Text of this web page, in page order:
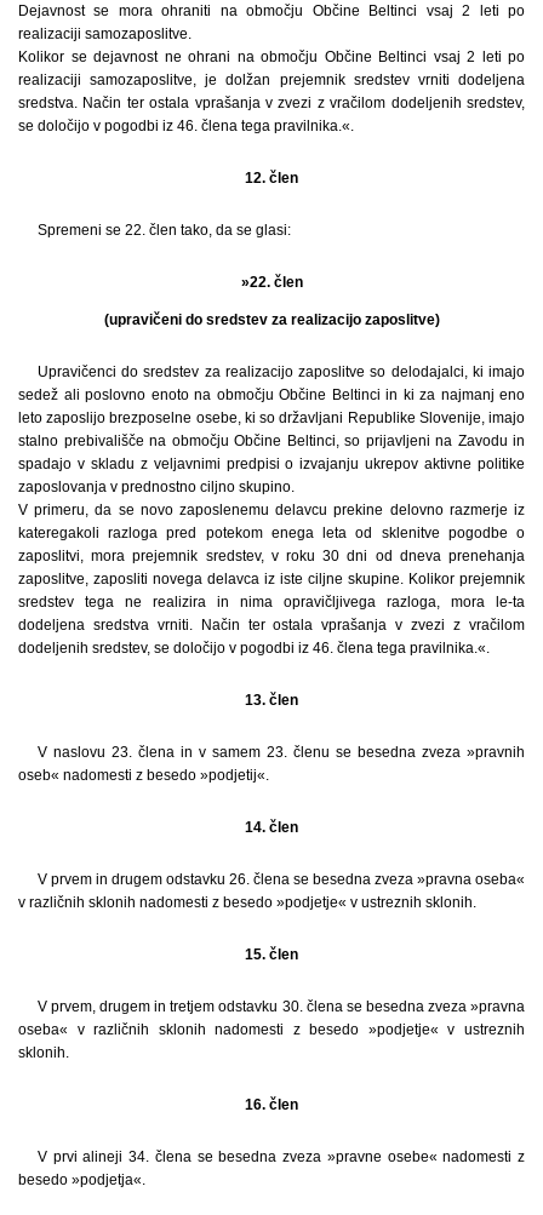
Dejavnost se mora ohraniti na območju Občine Beltinci vsaj 2 leti po
realizaciji samozaposlitve.
Kolikor se dejavnost ne ohrani na območju Občine Beltinci vsaj 2 leti po
realizaciji samozaposlitve, je dolžan prejemnik sredstev vrniti dodeljena
sredstva. Način ter ostala vprašanja v zvezi z vračilom dodeljenih sredstev,
se določijo v pogodbi iz 46. člena tega pravilnika.«.
12. člen
Spremeni se 22. člen tako, da se glasi:
»22. člen
(upravičeni do sredstev za realizacijo zaposlitve)
Upravičenci do sredstev za realizacijo zaposlitve so delodajalci, ki imajo
sedež ali poslovno enoto na območju Občine Beltinci in ki za najmanj eno
leto zaposlijo brezposelne osebe, ki so državljani Republike Slovenije, imajo
stalno prebivališče na območju Občine Beltinci, so prijavljeni na Zavodu in
spadajo v skladu z veljavnimi predpisi o izvajanju ukrepov aktivne politike
zaposlovanja v prednostno ciljno skupino.
V primeru, da se novo zaposlenemu delavcu prekine delovno razmerje iz
kateregakoli razloga pred potekom enega leta od sklenitve pogodbe o
zaposlitvi, mora prejemnik sredstev, v roku 30 dni od dneva prenehanja
zaposlitve, zaposliti novega delavca iz iste ciljne skupine. Kolikor prejemnik
sredstev tega ne realizira in nima opravičljivega razloga, mora le-ta
dodeljena sredstva vrniti. Način ter ostala vprašanja v zvezi z vračilom
dodeljenih sredstev, se določijo v pogodbi iz 46. člena tega pravilnika.«.
13. člen
V naslovu 23. člena in v samem 23. členu se besedna zveza »pravnih
oseb« nadomesti z besedo »podjetij«.
14. člen
V prvem in drugem odstavku 26. člena se besedna zveza »pravna oseba«
v različnih sklonih nadomesti z besedo »podjetje« v ustreznih sklonih.
15. člen
V prvem, drugem in tretjem odstavku 30. člena se besedna zveza »pravna
oseba« v različnih sklonih nadomesti z besedo »podjetje« v ustreznih
sklonih.
16. člen
V prvi alineji 34. člena se besedna zveza »pravne osebe« nadomesti z
besedo »podjetja«.